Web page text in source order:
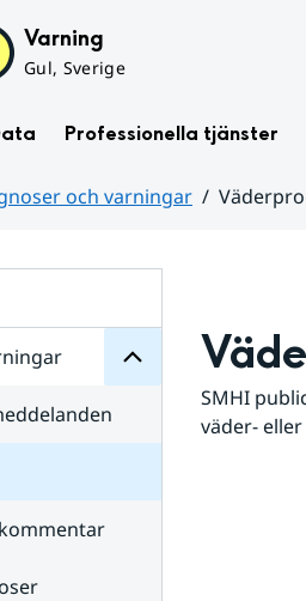
Varning
Gul, Sverige
Professionella tjänster
och varningar
för
varningar
SMHI
väder-